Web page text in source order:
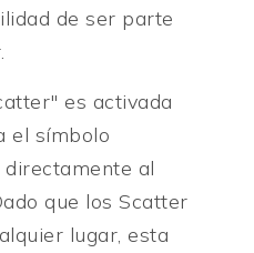
de ser parte
es activada
el símbolo
directamente al
que los Scatter
lugar, esta